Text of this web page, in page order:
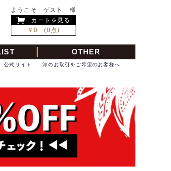
ようこそ ゲスト 様
カートを見る
￥0 (0点)
OTHER
卸のお取引をご希望のお客様へ
公式サイト